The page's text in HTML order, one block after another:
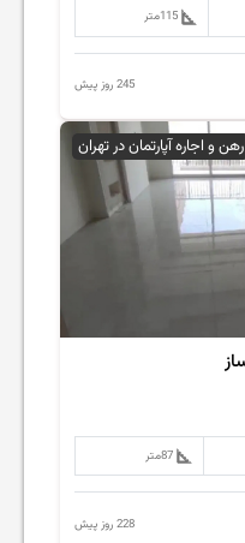
115متر
245 روز پیش
رهن و اجاره آپارتمان در تهران
87متر
228 روز پیش